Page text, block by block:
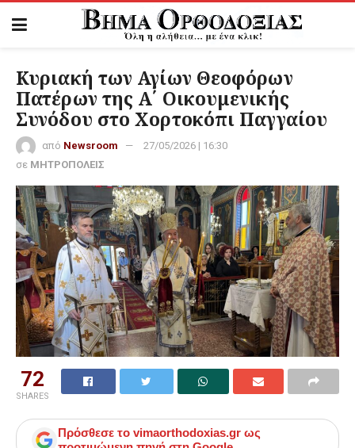
Κυριακή των Αγίων Θεοφόρων
Πατέρων της Α΄ Οικουμενικής
Συνόδου στο Χορτοκόπι Παγγαίου
από Newsroom
27/05/2026 | 16:30
σε ΜΗΤΡΟΠΟΛΕΙΣ
72
SHARES
Πρόσθεσε το vimaorthodoxias.gr ως